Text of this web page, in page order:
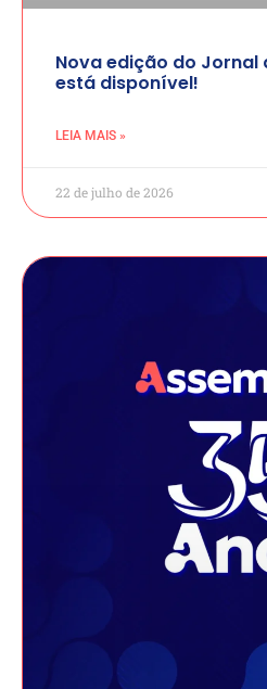
Nova edição do Jornal
está disponível!
LEIA MAIS »
22 de julho de 2026